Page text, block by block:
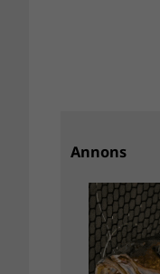
Annons